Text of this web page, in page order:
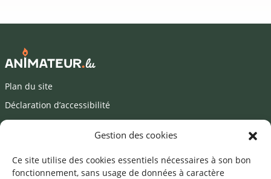
Gestion des cookies
Ce site utilise des cookies essentiels nécessaires à son bon
fonctionnement, sans usage de données à caractère
Plan du site
Déclaration d’accessibilité
Mentions légales